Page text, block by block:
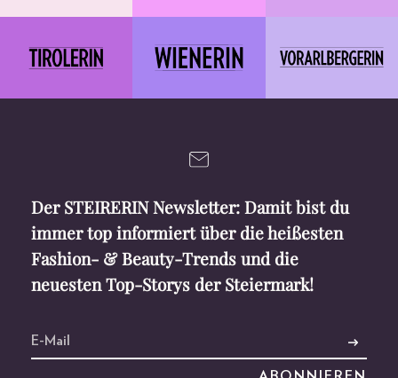
Der STEIRERIN Newsletter: Damit bist du
immer top informiert über die heißesten
Fashion- & Beauty-Trends und die
neuesten Top-Storys der Steiermark!